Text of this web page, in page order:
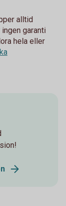
alltid
garanti
hela eller